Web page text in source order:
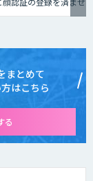
まとめて
はこちら
る